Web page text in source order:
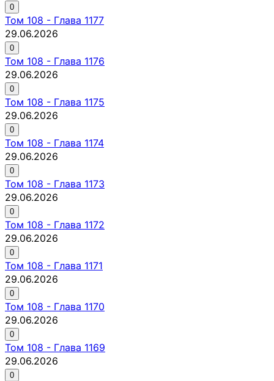
0
Том 108 - Глава 1177
29.06.2026
0
Том 108 - Глава 1176
29.06.2026
0
Том 108 - Глава 1175
29.06.2026
0
Том 108 - Глава 1174
29.06.2026
0
Том 108 - Глава 1173
29.06.2026
0
Том 108 - Глава 1172
29.06.2026
0
Том 108 - Глава 1171
29.06.2026
0
Том 108 - Глава 1170
29.06.2026
0
Том 108 - Глава 1169
29.06.2026
0